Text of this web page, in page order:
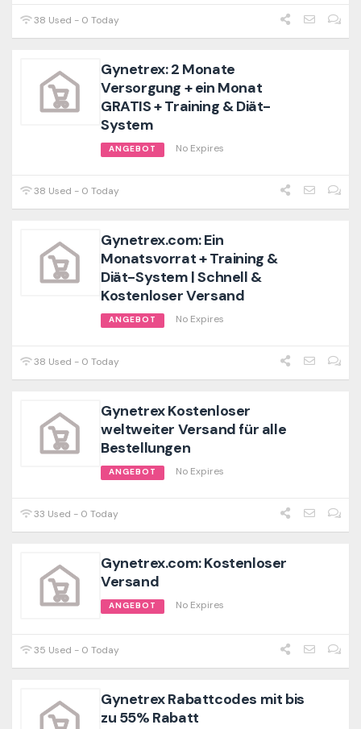
38 Used - 0 Today
Gynetrex: 2 Monate
Versorgung + ein Monat
GRATIS + Training & Diät-
System
ANGEBOT No Expires
38 Used - 0 Today
Gynetrex.com: Ein
Monatsvorrat + Training &
Diät-System | Schnell &
Kostenloser Versand
ANGEBOT No Expires
38 Used - 0 Today
Gynetrex Kostenloser
weltweiter Versand für alle
Bestellungen
ANGEBOT No Expires
33 Used - 0 Today
Gynetrex.com: Kostenloser
Versand
ANGEBOT No Expires
35 Used - 0 Today
Gynetrex Rabattcodes mit bis
zu 55% Rabatt